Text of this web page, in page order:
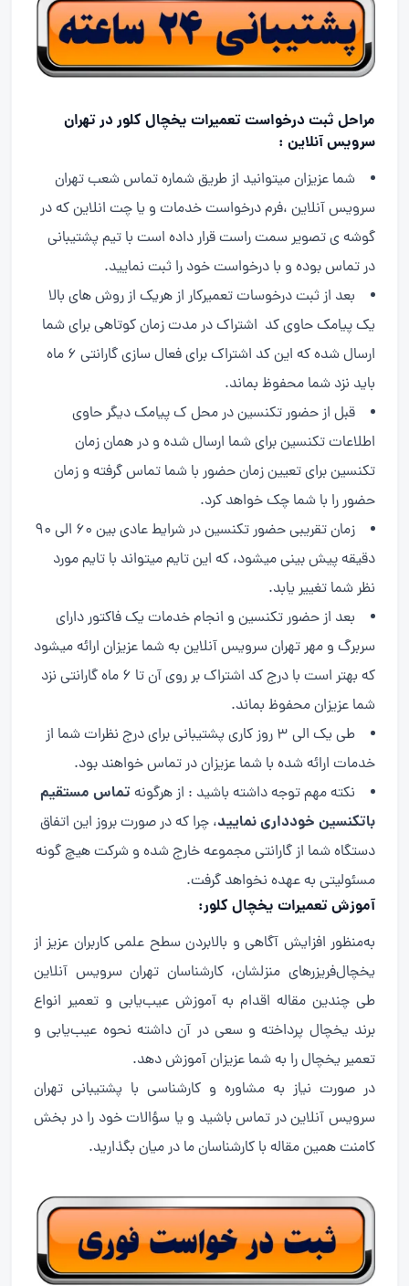
مراحل ثبت درخواست تعمیرات یخچال کلور در تهران
سرویس آنلاین :
شما عزیزان میتوانید از طریق شماره تماس شعب تهران
سرویس آنلاین ،فرم درخواست خدمات و یا چت انلاین که در
گوشه ی تصویر سمت راست قرار داده است با تیم پشتیبانی
در تماس بوده و با درخواست خود را ثبت نمایید.
بعد از ثبت درخوسات تعمیرکار از هریک از روش های بالا
یک پیامک حاوی کد اشتراک در مدت زمان کوتاهی برای شما
ارسال شده که این کد اشتراک برای فعال سازی گارانتی ۶ ماه
باید نزد شما محفوظ بماند.
قبل از حضور تکنسین در محل ک پیامک دیگر حاوی
اطلاعات تکنسین برای شما ارسال شده و در همان زمان
تکنسین برای تعیین زمان حضور با شما تماس گرفته و زمان
حضور را با شما چک خواهد کرد.
زمان تقریبی حضور تکنسین در شرایط عادی بین ۶۰ الی ۹۰
دقیقه پیش بینی میشود، که این تایم میتواند با تایم مورد
نظر شما تغییر یابد.
بعد از حضور تکنسین و انجام خدمات یک فاکتور دارای
سربرگ و مهر تهران سرویس آنلاین به شما عزیزان ارائه میشود
که بهتر است با درج کد اشتراک بر روی آن تا ۶ ماه گارانتی نزد
شما عزیزان محفوظ بماند.
طی یک الی ۳ روز کاری پشتیبانی برای درج نظرات شما از
خدمات ارائه شده با شما عزیزان در تماس خواهند بود.
نکته مهم توجه داشته باشید : از هرگونهتماس مستقیم
باتکنسین خودداری نمایید، چرا که در صورت بروز این اتفاق
دستگاه شما از گارانتی مجموعه خارج شده و شرکت هیچ گونه
مسئولیتی به عهده نخواهد گرفت.
آموزش تعمیرات یخچال کلور:
به‌منظور افزایش آگاهی و بالابردن سطح علمی کاربران عزیز از
یخچال‌فریزرهای منزلشان، کارشناسان تهران سرویس آنلاین
طی چندین مقاله اقدام به آموزش عیب‌یابی و تعمیر انواع
برند یخچال پرداخته و سعی در آن داشته نحوه عیب‌یابی و
تعمیر یخچال را به شما عزیزان آموزش دهد.
در صورت نیاز به مشاوره و کارشناسی با پشتیبانی تهران
سرویس آنلاین در تماس باشید و یا سؤالات خود را در بخش
کامنت همین مقاله با کارشناسان ما در میان بگذارید.